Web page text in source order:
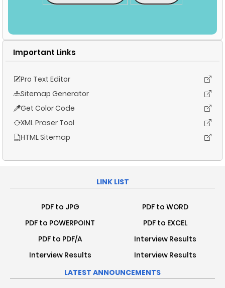
Important Links
Pro Text Editor
Sitemap Generator
Get Color Code
XML Praser Tool
HTML Sitemap
LINK LIST
PDF to JPG
PDF to WORD
PDF to POWERPOINT
PDF to EXCEL
PDF to PDF/A
Interview Results
Interview Results
Interview Results
LATEST ANNOUNCEMENTS